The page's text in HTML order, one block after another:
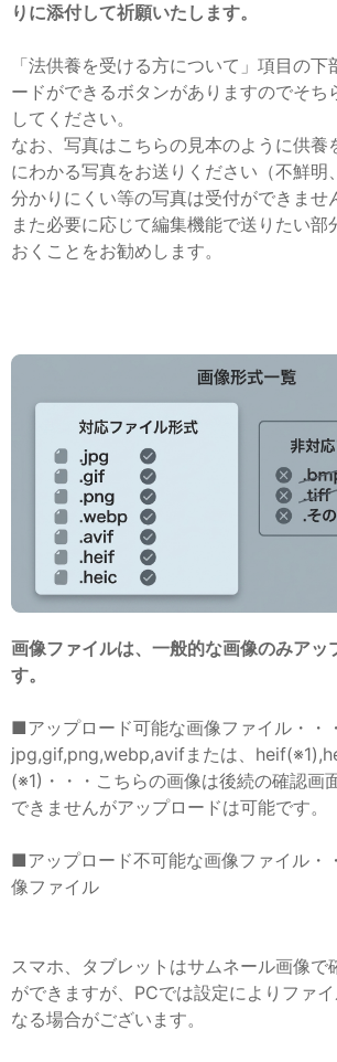
りに添付して祈願いたします。
「法供養を受ける方について」項目の下
ードができるボタンがありますのでそち
してください。
なお、写真はこちらの見本のように供養
にわかる写真をお送りください（不鮮明
分かりにくい等の写真は受付ができませ
また必要に応じて編集機能で送りたい部
おくことをお勧めします。
画像ファイルは、一般的な画像のみアッ
す。
■アップロード可能な画像ファイル・・・
jpg,gif,png,webp,avifまたは、
(※1)・・・こちらの画像は後続の確認画
できませんがアップロードは可能です。
■アップロード不可能な画像ファイル・
像ファイル
スマホ、タブレットはサムネール画像で
ができますが、PCでは設定によりファ
なる場合がございます。